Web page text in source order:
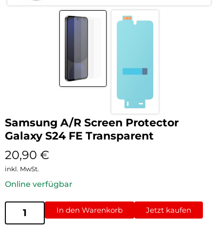
Samsung A/R Screen Protector
Galaxy S24 FE Transparent
20,90 €
inkl. MwSt.
Online verfügbar
In den Warenkorb Jetzt kaufen